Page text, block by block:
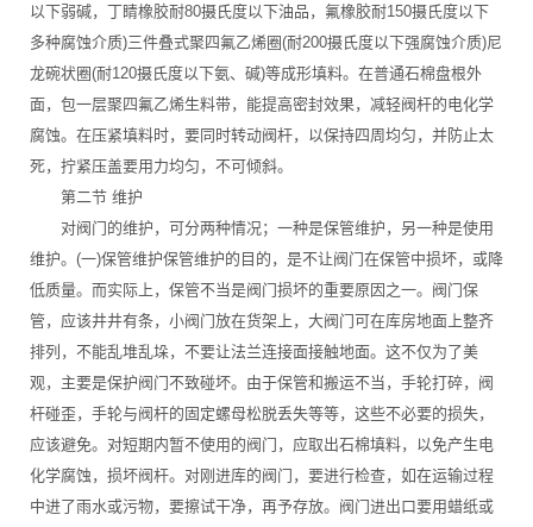
以下弱碱，丁睛橡胶耐80摄氏度以下油品，氟橡胶耐150摄氏度以下
多种腐蚀介质)三件叠式聚四氟乙烯圈(耐200摄氏度以下强腐蚀介质)尼
龙碗状圈(耐120摄氏度以下氨、碱)等成形填料。在普通石棉盘根外
面，包一层聚四氟乙烯生料带，能提高密封效果，减轻阀杆的电化学
腐蚀。在压紧填料时，要同时转动阀杆，以保持四周均匀，并防止太
死，拧紧压盖要用力均匀，不可倾斜。
第二节 维护
对阀门的维护，可分两种情况；一种是保管维护，另一种是使用
维护。(一)保管维护保管维护的目的，是不让阀门在保管中损坏，或降
低质量。而实际上，保管不当是阀门损坏的重要原因之一。阀门保
管，应该井井有条，小阀门放在货架上，大阀门可在库房地面上整齐
排列，不能乱堆乱垛，不要让法兰连接面接触地面。这不仅为了美
观，主要是保护阀门不致碰坏。由于保管和搬运不当，手轮打碎，阀
杆碰歪，手轮与阀杆的固定螺母松脱丢失等等，这些不必要的损失，
应该避免。对短期内暂不使用的阀门，应取出石棉填料，以免产生电
化学腐蚀，损坏阀杆。对刚进库的阀门，要进行检查，如在运输过程
中进了雨水或污物，要擦试干净，再予存放。阀门进出口要用蜡纸或